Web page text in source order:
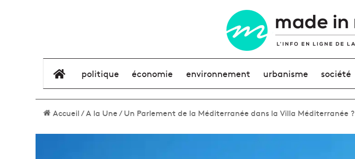
élément de menu
politique économie environnement urbanisme société
Accueil/A la Une/Un Parlement de la Méditerranée dans la Villa Méditerranée ?